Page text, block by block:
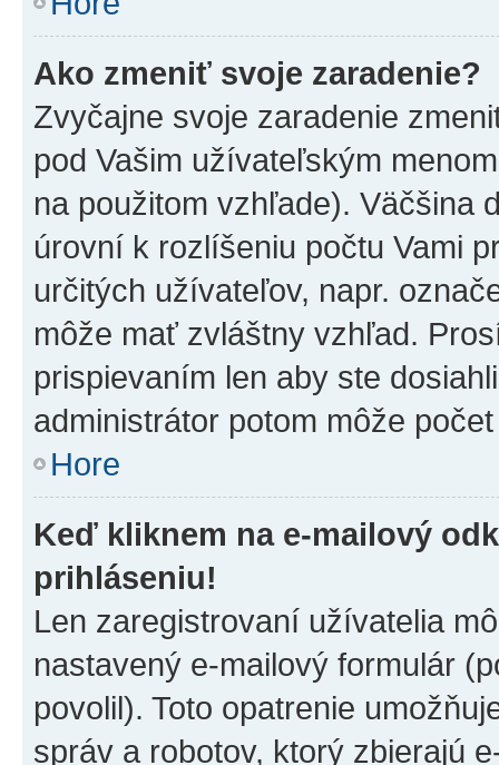
Ako zmeniť svoje zaradenie?
Zvyčajne svoje zaradenie
pod Vašim užívateľským
na použitom vzhľade). Väčšina
úrovní k rozlíšeniu počtu Vami
určitých užívateľov, napr.
môže mať zvláštny vzhľad.
prispievaním len aby ste
administrátor potom môže
Hore
Keď kliknem na e-mailový
prihláseniu!
Len zaregistrovaní užívatelia
nastavený e-mailový formulár
povolil). Toto opatrenie
správ a robotov, ktorý zbierajú